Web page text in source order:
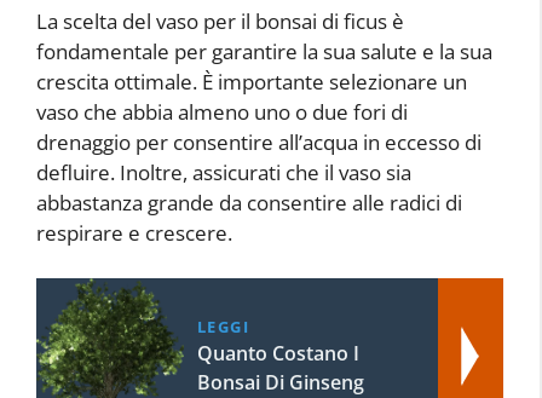
La scelta del vaso per il bonsai di ficus è
fondamentale per garantire la sua salute e la sua
crescita ottimale. È importante selezionare un
vaso che abbia almeno uno o due fori di
drenaggio per consentire all’acqua in eccesso di
defluire. Inoltre, assicurati che il vaso sia
abbastanza grande da consentire alle radici di
respirare e crescere.
LEGGI
Quanto Costano I
Bonsai Di Ginseng